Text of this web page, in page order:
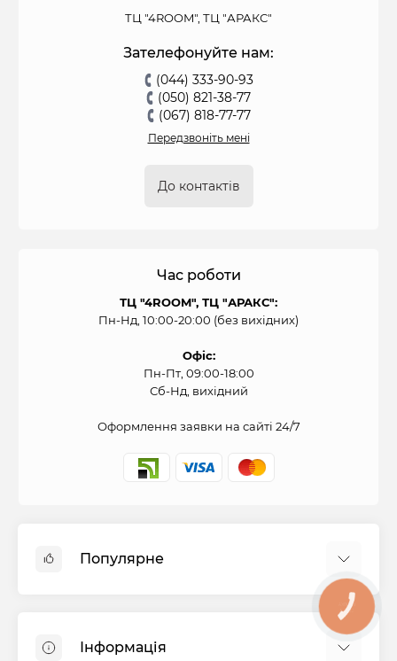
ТЦ "4ROOM", ТЦ "АРАКС"
Зателефонуйте нам:
(044) 333-90-93
(050) 821-38-77
(067) 818-77-77
Передзвоніть мені
До контактів
Час роботи
ТЦ "4ROOM", ТЦ "АРАКС":
Пн-Нд, 10:00-20:00 (без вихідних)
Офіс:
Пн-Пт, 09:00-18:00
Сб-Нд, вихідний
Оформлення заявки на сайті 24/7
Популярне
Варильні панелі
Інформація
КНОПКА
СВЯЗИ